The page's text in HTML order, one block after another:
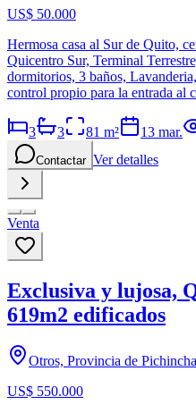
US$ 50.000
Hermosa casa al Sur de Quito,
Quicentro Sur, Terminal
dormitorios, 3 baños,
control propio para la entrada al
3 3 81 m² 13 mar.
Contactar Ver detalles
Venta
Exclusiva y lujosa,
619m2 edificados
Otros, Provincia de Pichincha
US$ 550.000